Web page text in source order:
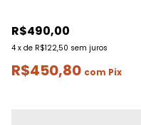
R$490,00
4 x de R$122,50 sem juros
R$450,80 com Pix